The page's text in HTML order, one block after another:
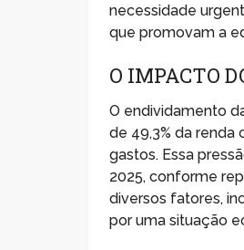
necessidade
que promovam a
O IMPACTO
O endividamento
de 49,3% da
gastos. Essa
2025, conforme
diversos fatores,
por uma situação